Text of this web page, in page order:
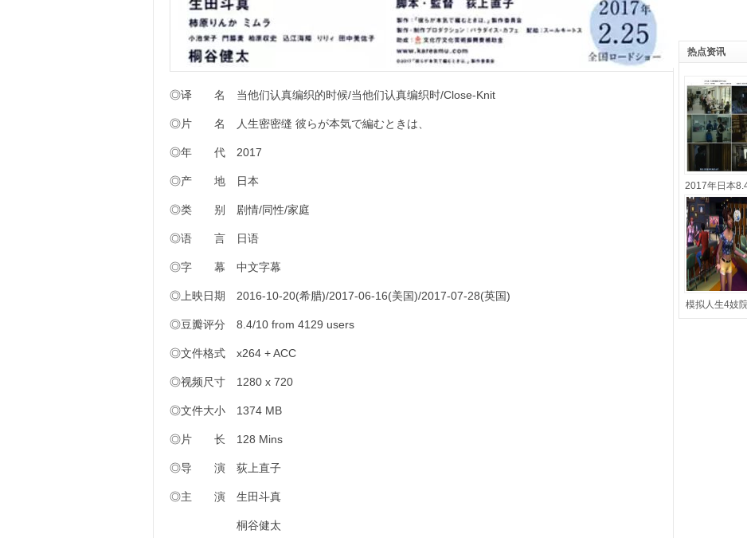
◎译 名 当他们认真编织的时候/当他们认真编织时/Close-Knit
◎片 名 人生密密缝 彼らが本気で編むときは、
◎年 代 2017
◎产 地 日本
◎类 别 剧情/同性/家庭
◎语 言 日语
◎字 幕 中文字幕
◎上映日期 2016-10-20(希腊)/2017-06-16(美国)/2017-07-28(英国)
◎豆瓣评分 8.4/10 from 4129 users
◎文件格式 x264 + ACC
◎视频尺寸 1280 x 720
◎文件大小 1374 MB
◎片 长 128 Mins
◎导 演 荻上直子
◎主 演 生田斗真
桐谷健太
热点资讯
2017年日本
片《
模拟人生4妓
全下载